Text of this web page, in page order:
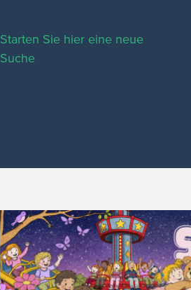
Starten Sie hier eine neue
Suche